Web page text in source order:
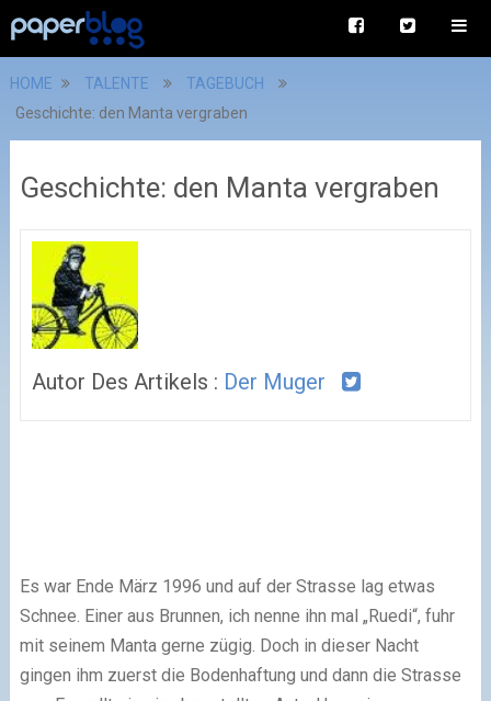
HOME TALENTE
TAGEBUCH
Geschichte: den Manta vergraben
Geschichte: den Manta vergraben
Autor Des Artikels : Der Muger
Es war Ende März 1996 und auf der Strasse lag etwas
Schnee. Einer aus Brunnen, ich nenne ihn mal „Ruedi“, fuhr
mit seinem Manta gerne zügig. Doch in dieser Nacht
gingen ihm zuerst die Bodenhaftung und dann die Strasse